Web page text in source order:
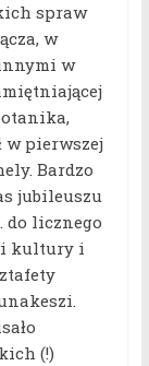
spraw
w
w
w pierwszej
Bardzo
jubileuszu
do licznego
kultury i
(!)